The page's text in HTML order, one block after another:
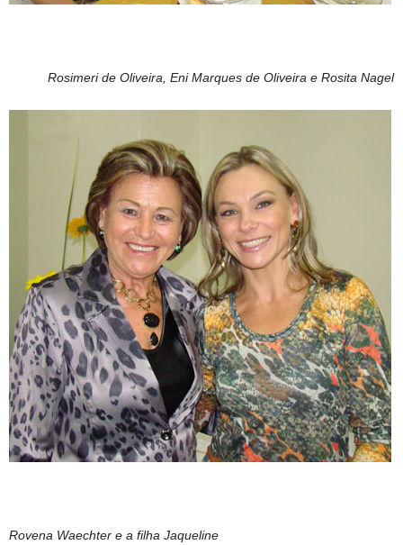
Rosimeri de Oliveira, Eni Marques de Oliveira e Rosita Nagel
Rovena Waechter e a filha Jaqueline